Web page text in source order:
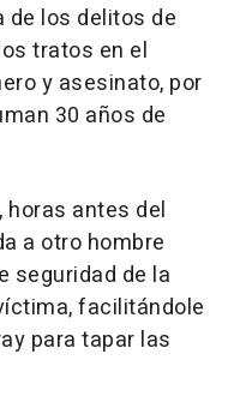
de los delitos de
tratos en el
y asesinato, por
30 años de
horas antes del
a otro hombre
seguridad de la
facilitándole
para tapar las